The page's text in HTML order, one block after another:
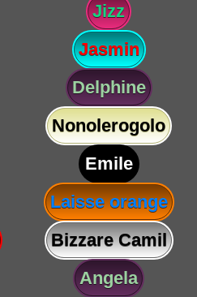
Jizz
Jasmin
Delphine
Nonolerogolo
Emile
Laisse orange
Bizzare Camil
Angela